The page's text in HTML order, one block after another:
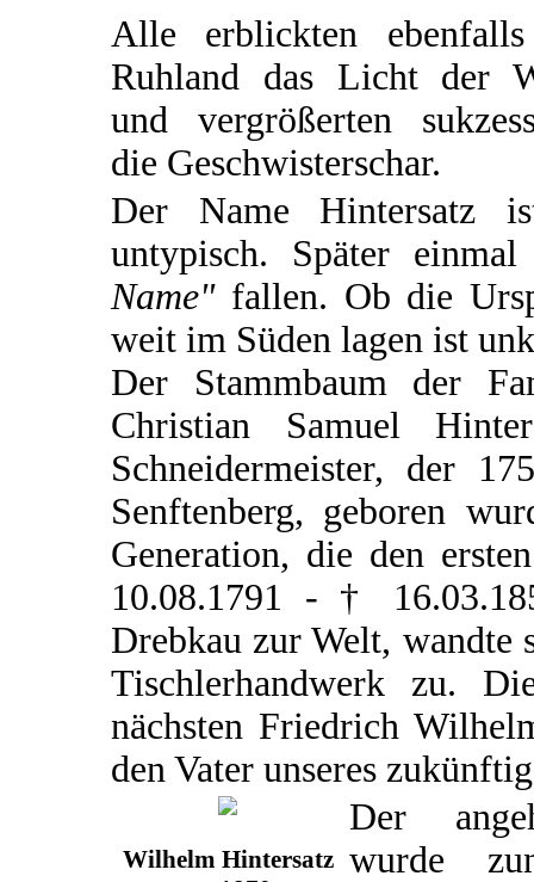
Alle erblickten
Ruhland das Licht der
und vergrößerten
die Geschwisterschar.
Der Name Hintersatz
untypisch. Später
Name"fallen. Ob die
weit im Süden lagen ist
Der Stammbaum der
Christian Samuel
Schneidermeister, der
Senftenberg, geboren
Generation, die den
10.08.1791 - †
Drebkau zur Welt, wandte
Tischlerhandwerk zu.
nächsten Friedrich
den Vater unseres
Wilhelm Hintersatz
Der
wurde